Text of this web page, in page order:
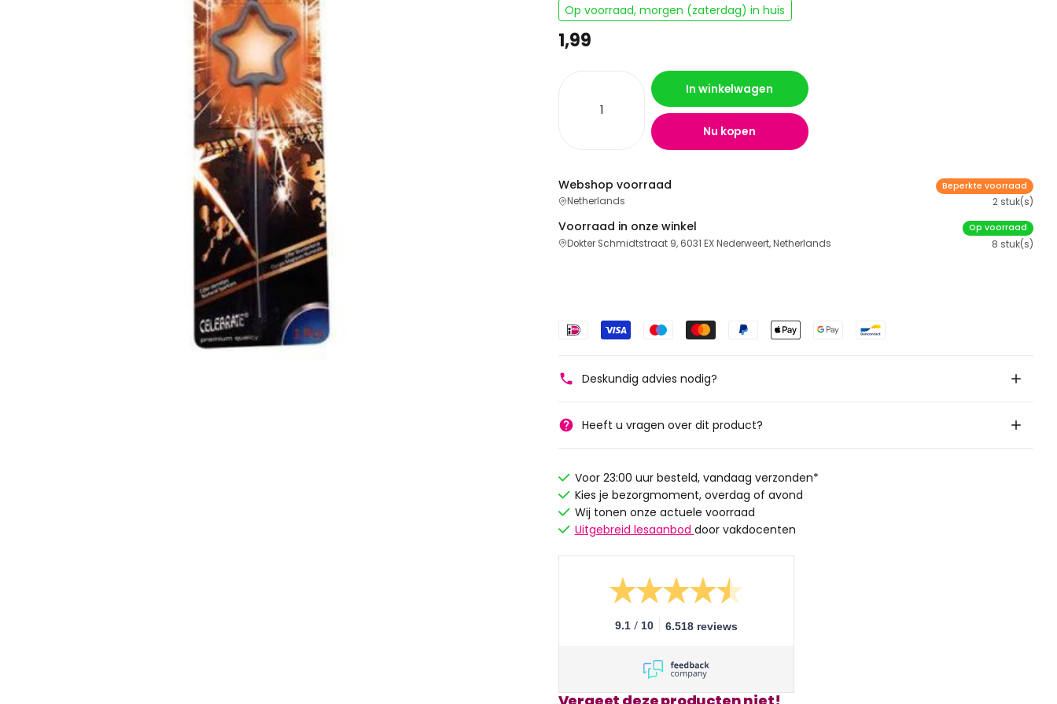
Op voorraad, morgen (zaterdag) in huis
1,99
In winkelwagen
Nu kopen
Webshop voorraad
Netherlands
Beperkte voorraad
2 stuk(s)
Voorraad in onze winkel
Dokter Schmidtstraat 9, 6031 EX Nederweert, Netherlands
Op voorraad
8 stuk(s)
Deskundig advies nodig?
Heeft u vragen over dit product?
Voor 23:00 uur besteld, vandaag verzonden*
Kies je bezorgmoment, overdag of avond
Wij tonen onze actuele voorraad
Uitgebreid lesaanbod door vakdocenten
9.1 / 10 6.518 reviews